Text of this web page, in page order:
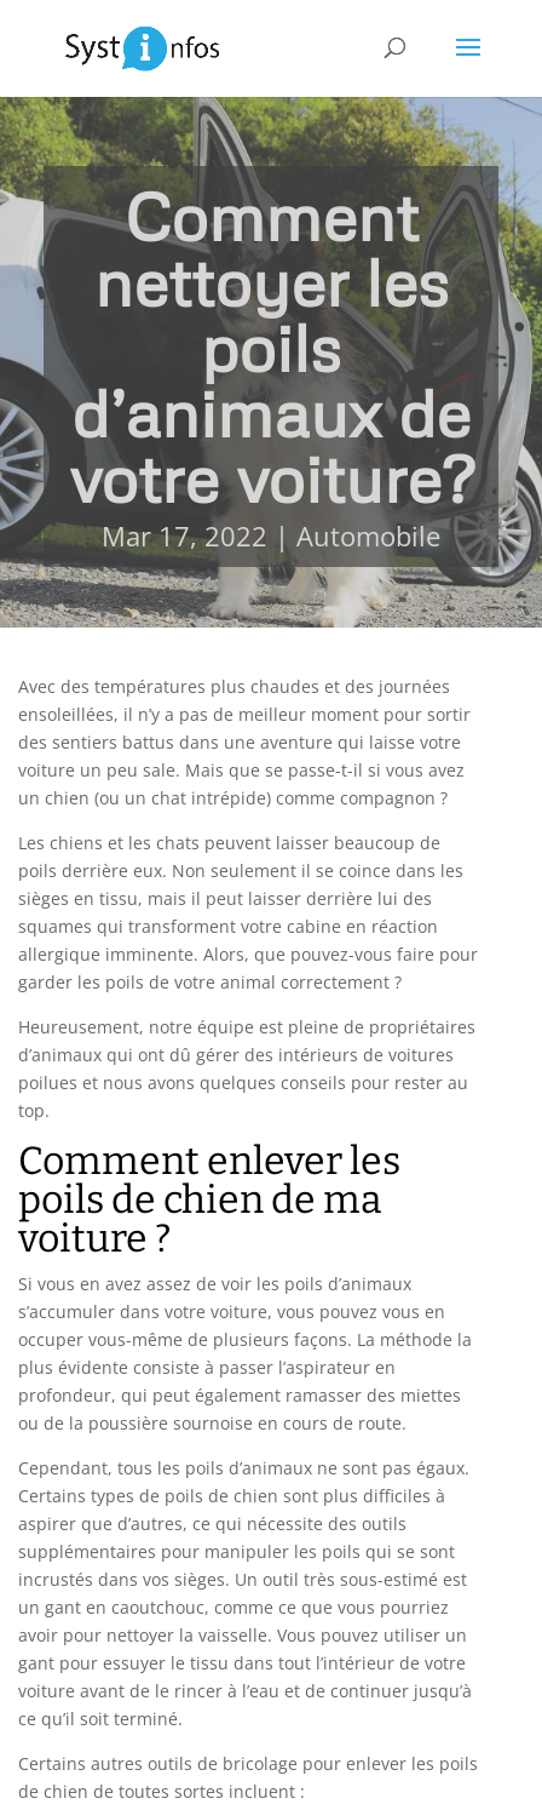
Comment
nettoyer les
poils
d’animaux de
votre voiture?
Mar 17, 2022 | Automobile
Avec des températures plus chaudes et des journées
ensoleillées, il n’y a pas de meilleur moment pour sortir
des sentiers battus dans une aventure qui laisse votre
voiture un peu sale. Mais que se passe-t-il si vous avez
un chien (ou un chat intrépide) comme compagnon ?
Les chiens et les chats peuvent laisser beaucoup de
poils derrière eux. Non seulement il se coince dans les
sièges en tissu, mais il peut laisser derrière lui des
squames qui transforment votre cabine en réaction
allergique imminente. Alors, que pouvez-vous faire pour
garder les poils de votre animal correctement ?
Heureusement, notre équipe est pleine de propriétaires
d’animaux qui ont dû gérer des intérieurs de voitures
poilues et nous avons quelques conseils pour rester au
top.
Comment enlever les
poils de chien de ma
voiture ?
Si vous en avez assez de voir les poils d’animaux
s’accumuler dans votre voiture, vous pouvez vous en
occuper vous-même de plusieurs façons. La méthode la
plus évidente consiste à passer l’aspirateur en
profondeur, qui peut également ramasser des miettes
ou de la poussière sournoise en cours de route.
Cependant, tous les poils d’animaux ne sont pas égaux.
Certains types de poils de chien sont plus difficiles à
aspirer que d’autres, ce qui nécessite des outils
supplémentaires pour manipuler les poils qui se sont
incrustés dans vos sièges. Un outil très sous-estimé est
un gant en caoutchouc, comme ce que vous pourriez
avoir pour nettoyer la vaisselle. Vous pouvez utiliser un
gant pour essuyer le tissu dans tout l’intérieur de votre
voiture avant de le rincer à l’eau et de continuer jusqu’à
ce qu’il soit terminé.
Certains autres outils de bricolage pour enlever les poils
de chien de toutes sortes incluent :